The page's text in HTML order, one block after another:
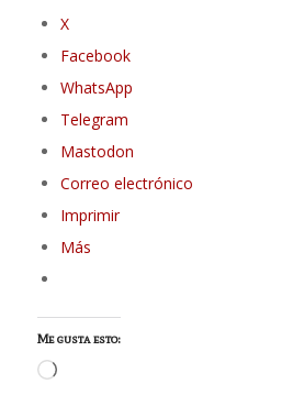
X
Facebook
WhatsApp
Telegram
Mastodon
Correo electrónico
Imprimir
Más
Me gusta esto:
Cargando...